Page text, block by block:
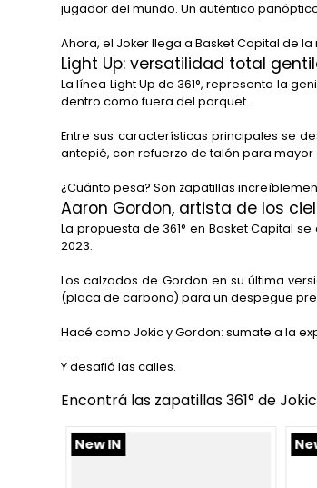
jugador del mundo. Un auténtico
Ahora, el Joker llega a Basket Capital de
Light Up: versatilidad total
La línea Light Up de 361°, representa la
dentro como fuera del parquet.
Entre sus características principales se
antepié, con refuerzo de talón para
¿Cuánto pesa? Son zapatillas
Aaron Gordon, artista de los
La propuesta de 361° en Basket Capital
2023.
Los calzados de Gordon en su última
(placa de carbono) para un despegue
Hacé como Jokic y Gordon: sumate a la
Y desafiá las calles.
Encontrá las zapatillas 361° de
New IN